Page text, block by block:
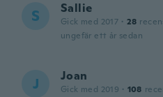
S Sallie
Gick med 2017 · 28
ungefär ett år sedan
J Joan
Gick med 2019 · 108